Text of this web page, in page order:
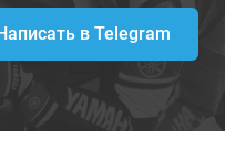
Написать в Telegram